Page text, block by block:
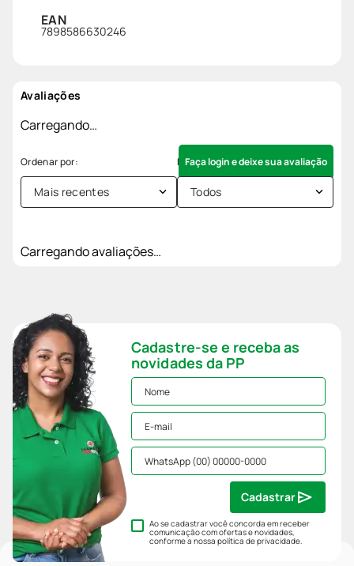
EAN
7898586630246
Avaliações
Carregando…
Faça login e deixe sua avaliação
Mais recentes Todos
Carregando avaliações…
Cadastre-se e receba as
novidades da PP
Ao se cadastrar você concorda em receber
comunicação com ofertas e novidades,
conforme a nossapolítica de privacidade.
Cadastrar